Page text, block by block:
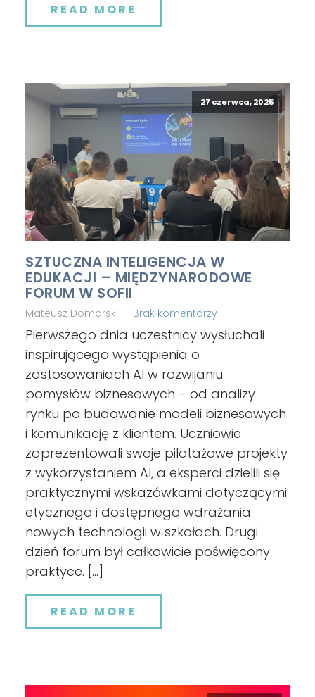
READ MORE
27 czerwca, 2025
SZTUCZNA INTELIGENCJA W
EDUKACJI – MIĘDZYNARODOWE
FORUM W SOFII
Mateusz Domarski Brak komentarzy
Pierwszego dnia uczestnicy wysłuchali
inspirującego wystąpienia o
zastosowaniach AI w rozwijaniu
pomysłów biznesowych – od analizy
rynku po budowanie modeli biznesowych
i komunikację z klientem. Uczniowie
zaprezentowali swoje pilotażowe projekty
z wykorzystaniem AI, a eksperci dzielili się
praktycznymi wskazówkami dotyczącymi
etycznego i dostępnego wdrażania
nowych technologii w szkołach. Drugi
dzień forum był całkowicie poświęcony
praktyce. […]
READ MORE